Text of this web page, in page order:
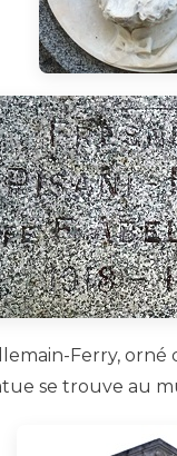
Ferry, orné
se trouve au